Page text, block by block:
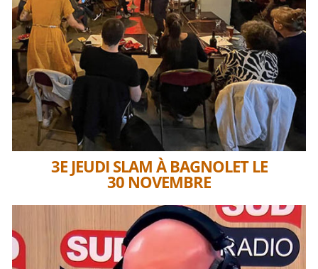
3E JEUDI SLAM À BAGNOLET LE
30 NOVEMBRE